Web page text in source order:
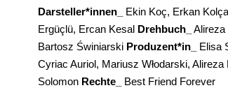
Darsteller*innen_
Ekin Koç, Erkan
Ergüçlü, Ercan Kesal Drehbuch_ Alireza
Bartosz Świniarski Produzent*in_
Elisa
Cyriac Auriol, Mariusz Włodarski,
Solomon Rechte_ Best Friend Forever